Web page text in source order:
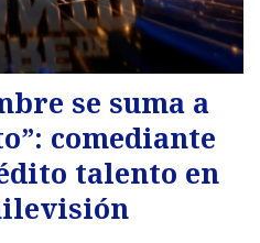
se suma a
comediante
talento en